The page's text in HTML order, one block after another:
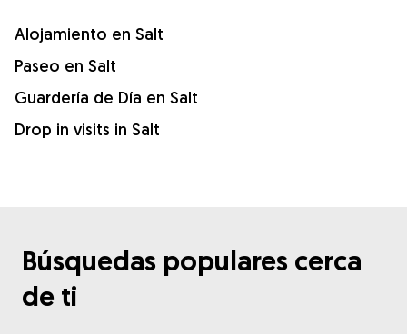
Alojamiento en Salt
Paseo en Salt
Guardería de Día en Salt
Drop in visits in Salt
Búsquedas populares cerca
de ti